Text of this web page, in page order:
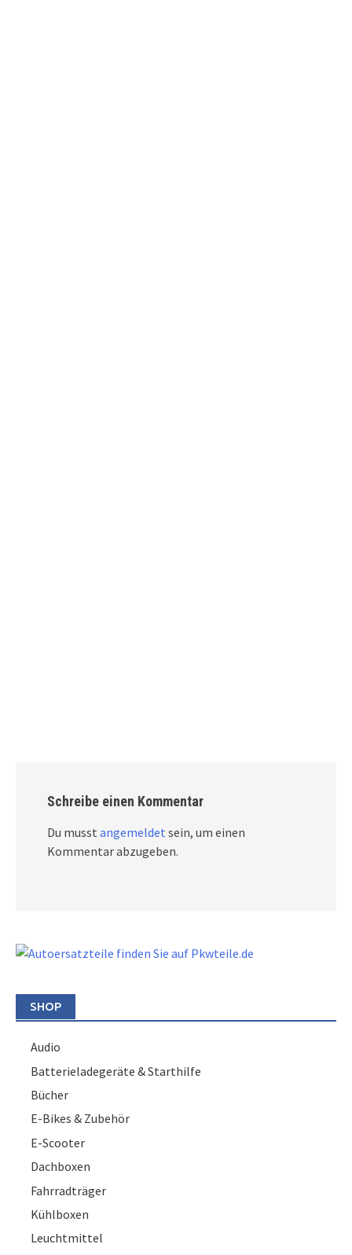
Schreibe einen Kommentar
Du musst angemeldet sein, um einen
Kommentar abzugeben.
SHOP
Audio
Batterieladegeräte & Starthilfe
Bücher
E-Bikes & Zubehör
E-Scooter
Dachboxen
Fahrradträger
Kühlboxen
Leuchtmittel